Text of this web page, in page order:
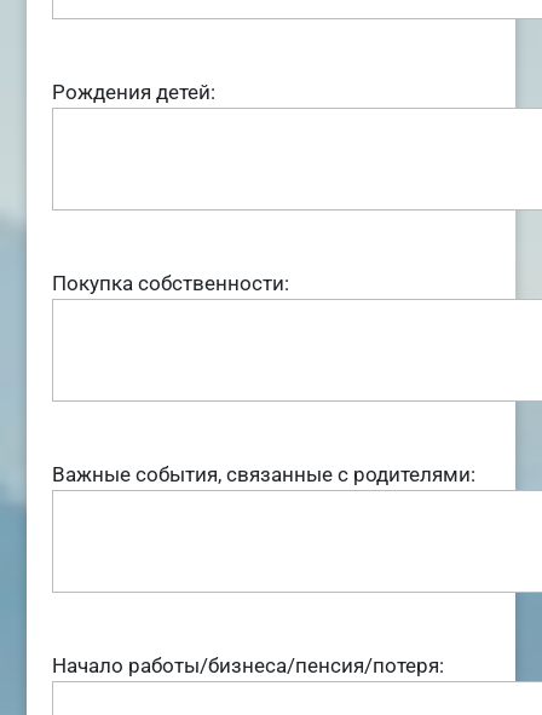
Рождения детей:
Покупка собственности:
Важные события, связанные с родителями:
Начало работы/бизнеса/пенсия/потеря: